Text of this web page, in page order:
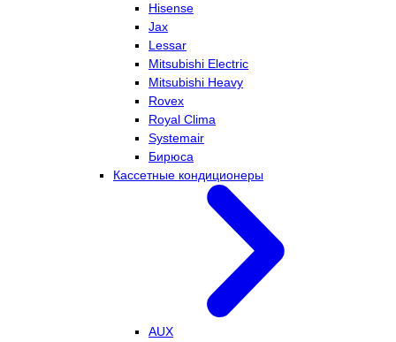
Hisense
Jax
Lessar
Mitsubishi Electric
Mitsubishi Heavy
Rovex
Royal Clima
Systemair
Бирюса
Кассетные кондиционеры
AUX